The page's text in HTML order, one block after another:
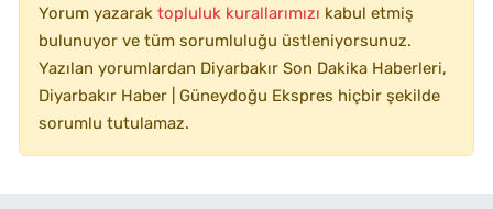
Yorum yazarak topluluk kurallarımızı kabul etmiş
bulunuyor ve tüm sorumluluğu üstleniyorsunuz.
Yazılan yorumlardan Diyarbakır Son Dakika Haberleri,
Diyarbakır Haber | Güneydoğu Ekspres hiçbir şekilde
sorumlu tutulamaz.